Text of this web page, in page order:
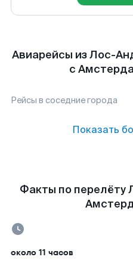
Авиарейсы из Лос-
с
Рейсы в соседние города
Показать
Факты по перелёту
около 11 часов